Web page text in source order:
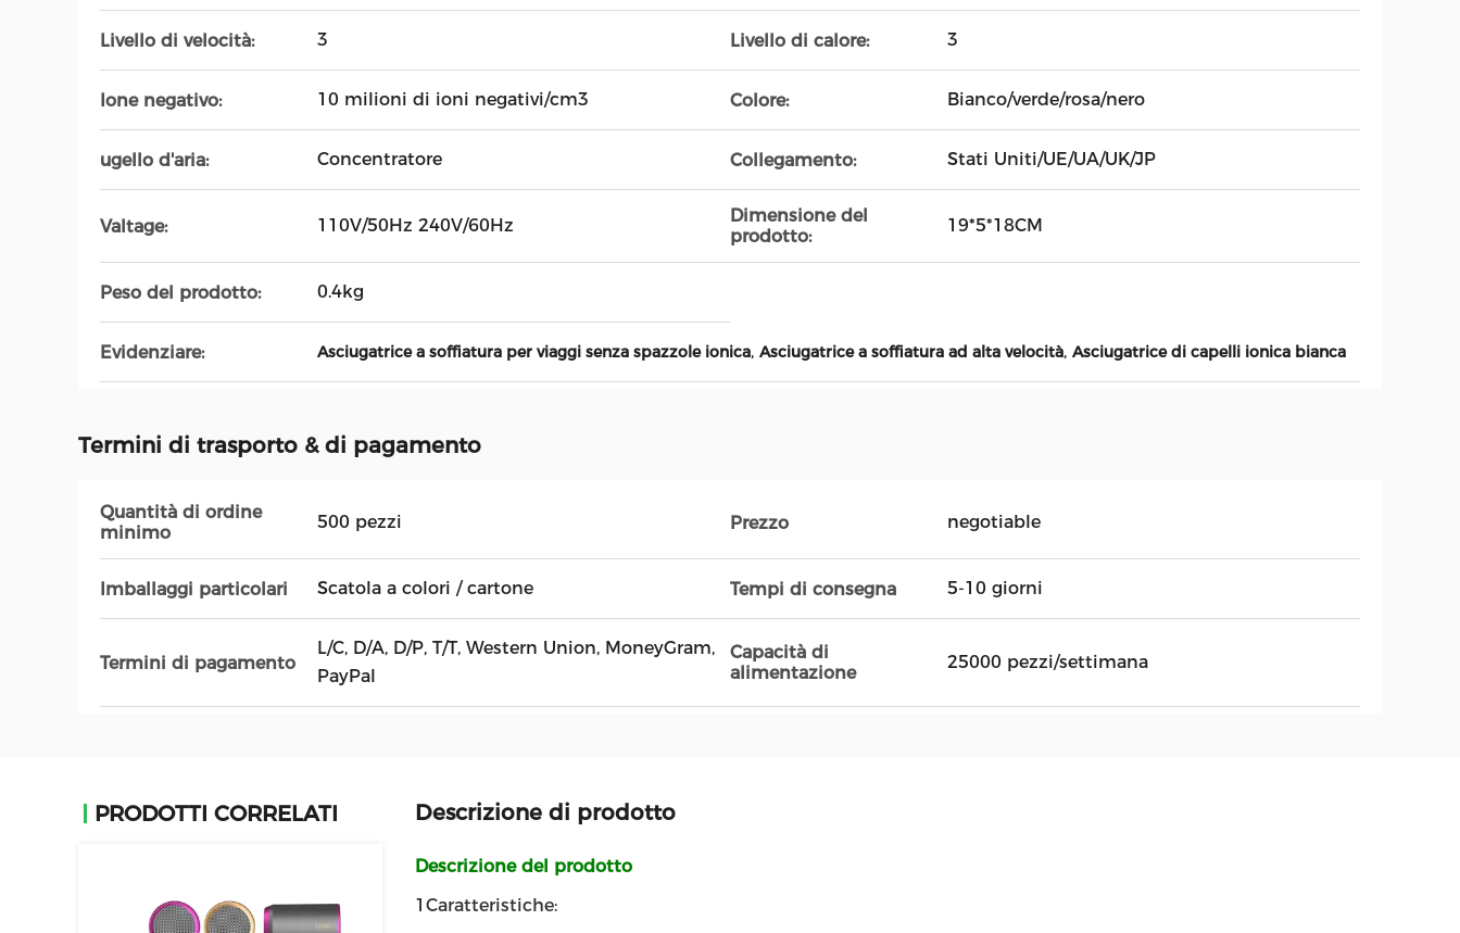
Livello di velocità: 3 Livello di calore: 3
Ione negativo: 10 milioni di ioni negativi/cm3 Colore: Bianco/verde/rosa/nero
ugello d'aria: Concentratore Collegamento: Stati Uniti/UE/UA/UK/JP
Valtage: 110V/50Hz 240V/60Hz
Dimensione del
prodotto:
19*5*18CM
Peso del prodotto: 0.4kg
Evidenziare: Asciugatrice a soffiatura per viaggi senza spazzole ionica, Asciugatrice a soffiatura ad alta velocità, Asciugatrice di capelli ionica bianca
Termini di trasporto & di pagamento
Quantità di ordine
minimo
500 pezzi Prezzo negotiable
Imballaggi particolari Scatola a colori / cartone Tempi di consegna 5-10 giorni
Termini di pagamento
L/C, D/A, D/P, T/T, Western Union, MoneyGram,
PayPal
Capacità di
alimentazione
25000 pezzi/settimana
PRODOTTI CORRELATI Descrizione di prodotto
Descrizione del prodotto
1Caratteristiche: